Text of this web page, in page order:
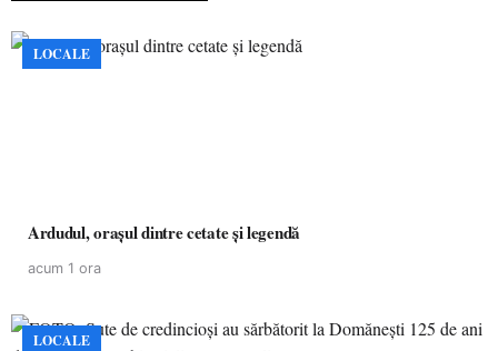
LOCALE
Ardudul, orașul dintre cetate și legendă
acum 1 ora
LOCALE